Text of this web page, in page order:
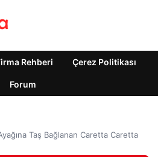
Rehberi Çerez Politikası
Forum
Taş Bağlanan Caretta Caretta